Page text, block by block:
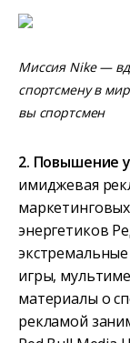
Миссия Nike —
спортсмену в
вы спортсмен
2. Повышение
имиджевая
энергетиков
игры,
материалы о
рекламой